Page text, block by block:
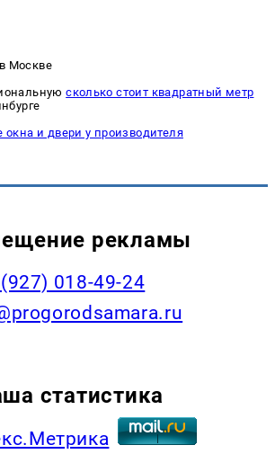
в Москве
сколько стоит квадратный метр
окна и двери у производителя
рекламы
018-49-24
статистика